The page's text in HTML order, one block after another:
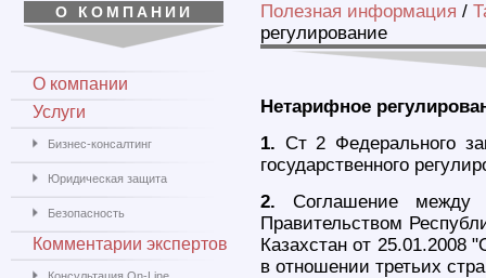
Полезная информация /
регулирование
Нетарифное
1. Ст 2 Федерального
государственного
2. Соглашение между
Правительством
Казахстан от 25.01.2008
в отношении третьих
О КОМПАНИИ
О компании
Услуги
Бизнес-консалтинг
Юридическая защита
Безопасность
Комментарии экспертов